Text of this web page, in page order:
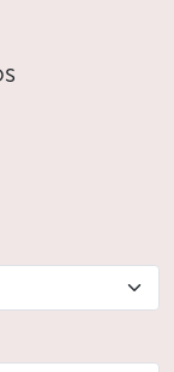
de 50%